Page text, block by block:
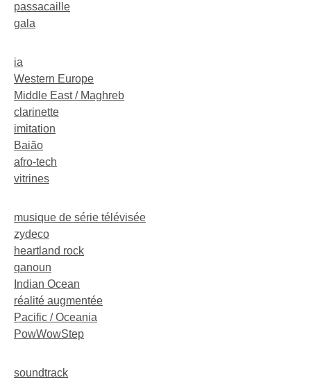
passacaille
gala
ia
Western Europe
Middle East / Maghreb
clarinette
imitation
Baião
afro-tech
vitrines
musique de série télévisée
zydeco
heartland rock
qanoun
Indian Ocean
réalité augmentée
Pacific / Oceania
PowWowStep
soundtrack